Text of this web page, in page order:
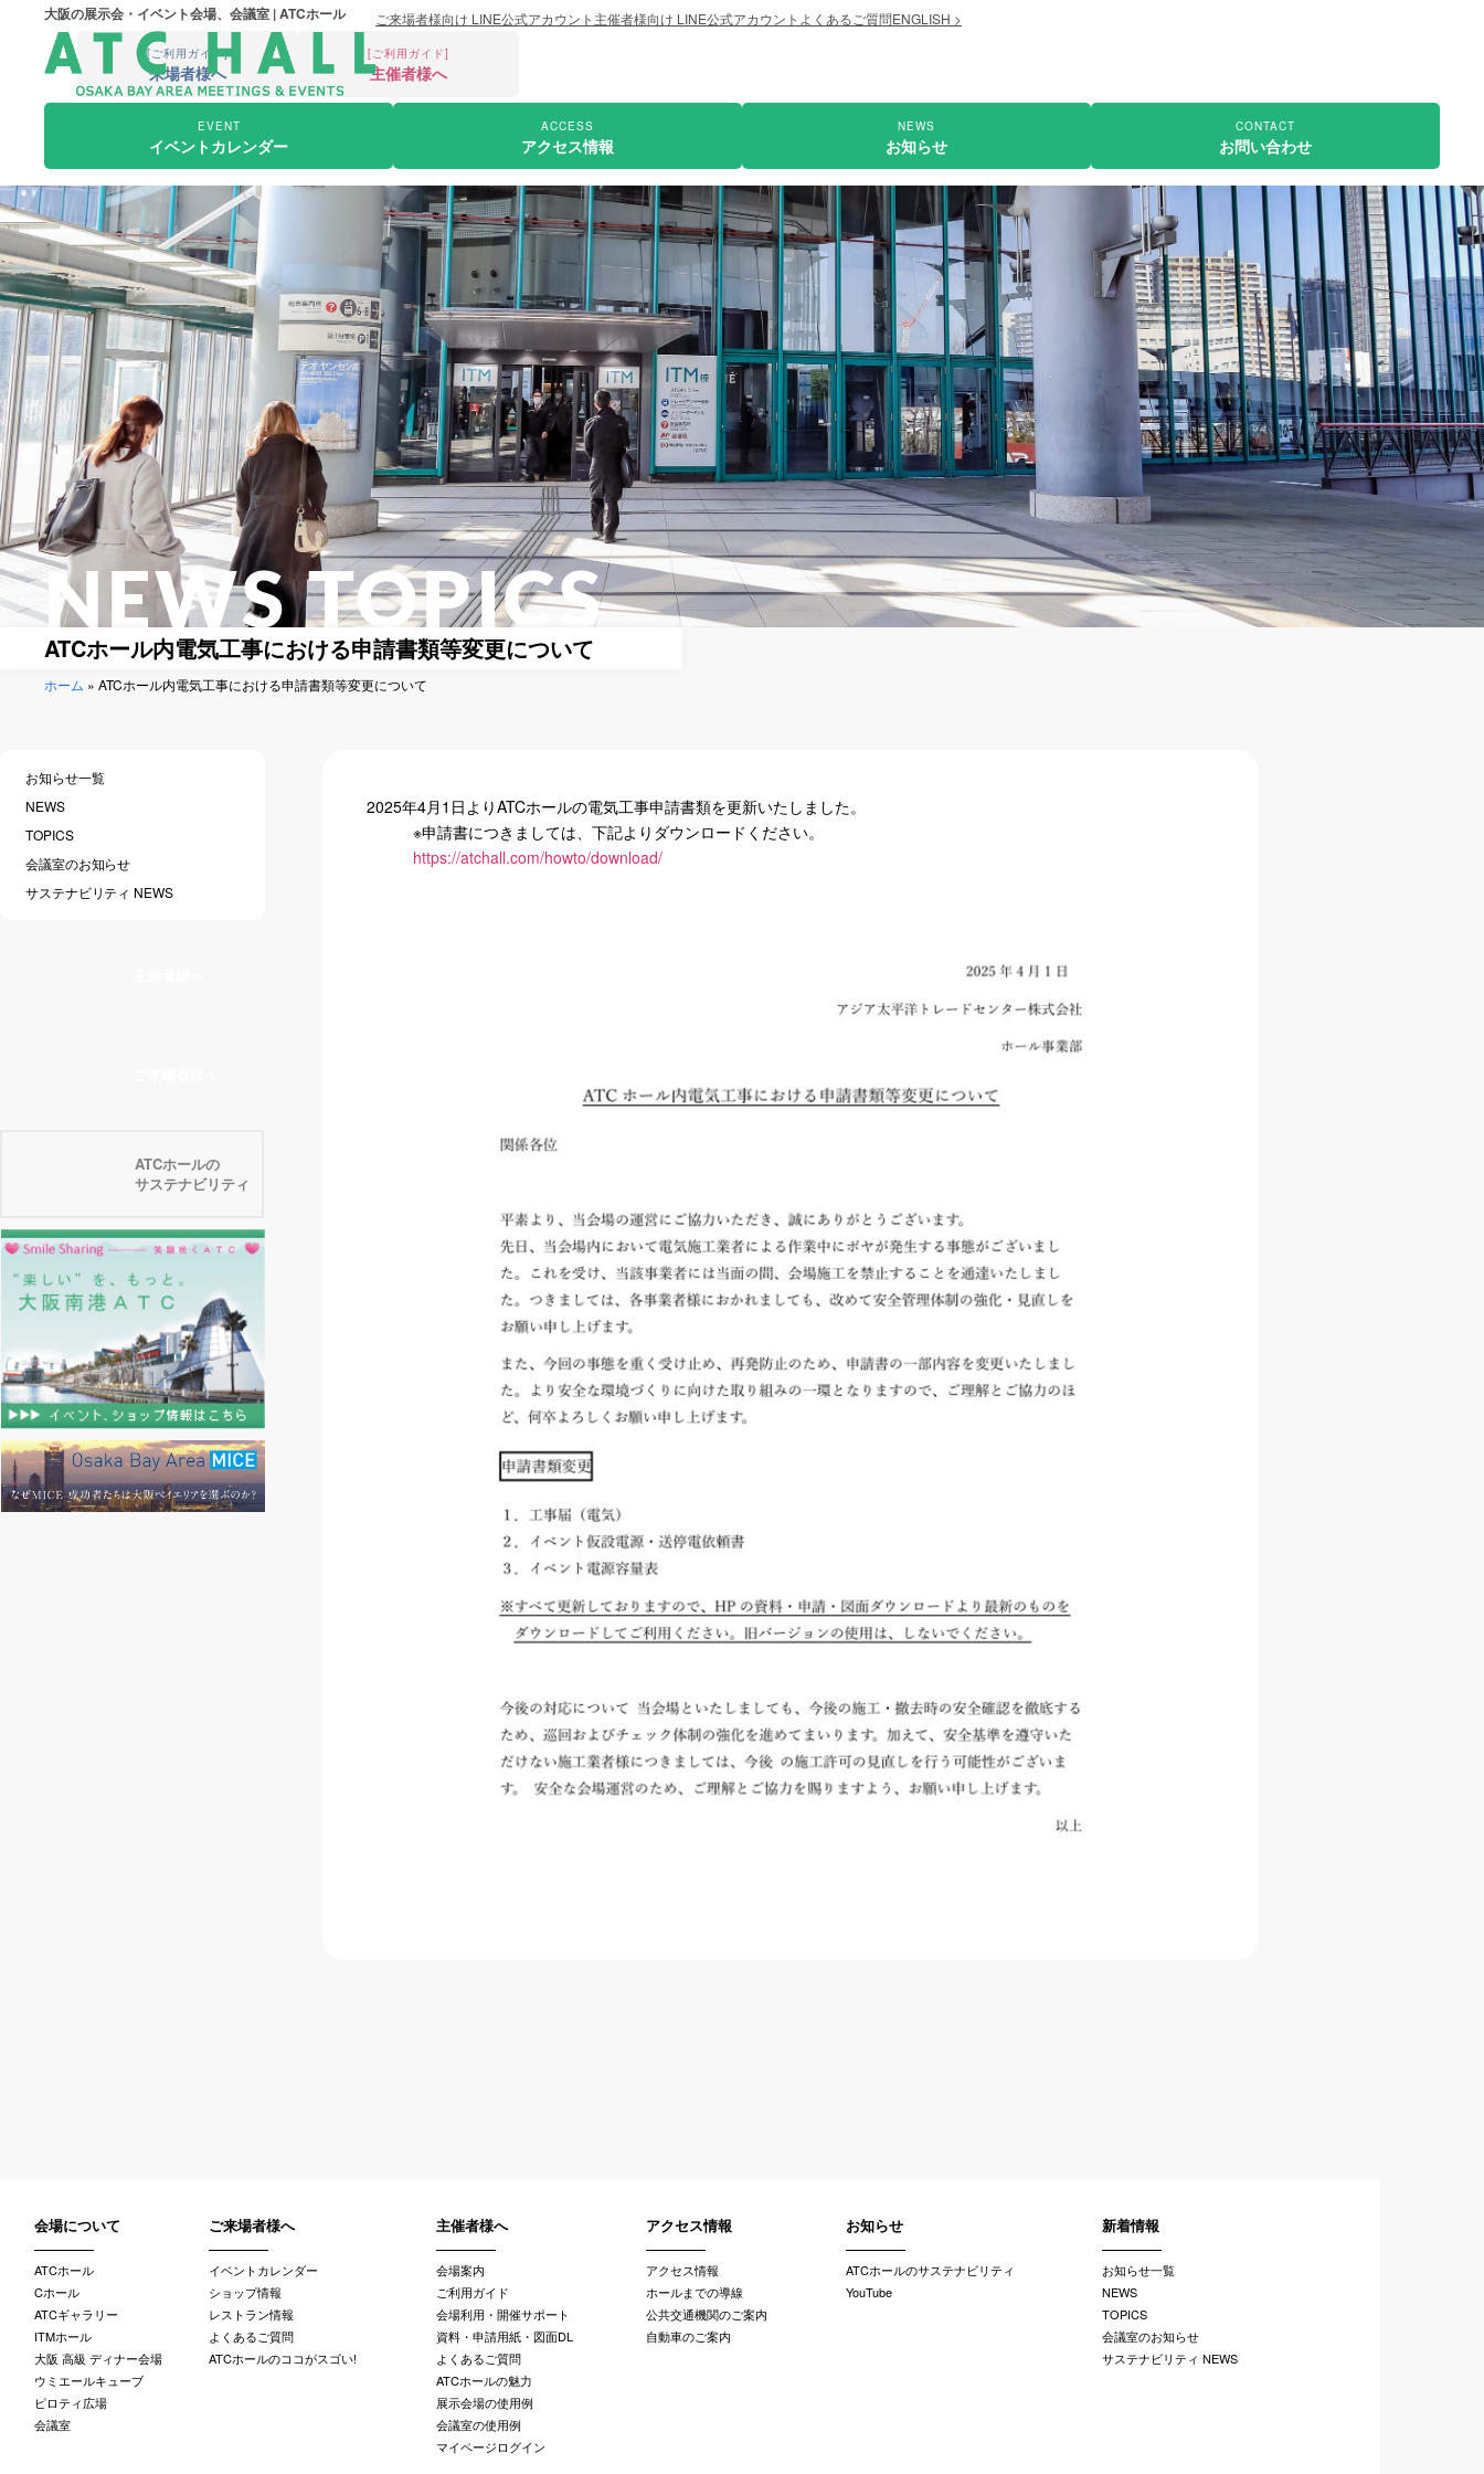
大阪の展示会・イベント会場、会議室 | ATCホール ご来場者様向け LINE公式アカウント 主催者様向け LINE公式アカウント よくあるご質問ENGLISH >
[ご利用ガイド]
来場者様へ
[ご利用ガイド]
主催者様へ
EVENT
イベントカレンダー
ACCESS
アクセス情報
NEWS
お知らせ
CONTACT
お問い合わせ
NEWS TOPICS
ATCホール内電気工事における申請書類等変更について
ホーム » ATCホール内電気工事における申請書類等変更について
お知らせ一覧
NEWS
TOPICS
会議室のお知らせ
サステナビリティ NEWS
ATCホールの
サステナビリティ
2025年4月1日よりATCホールの電気工事申請書類を更新いたしました。
※申請書につきましては、下記よりダウンロードください。
https://atchall.com/howto/download/
会場について
ATCホール
Cホール
ATCギャラリー
ITMホール
大阪 高級 ディナー会場
ウミエールキューブ
ピロティ広場
会議室
ご来場者様へ
イベントカレンダー
ショップ情報
レストラン情報
よくあるご質問
ATCホールのココがスゴい!
主催者様へ
会場案内
ご利用ガイド
会場利用・開催サポート
資料・申請用紙・図面DL
よくあるご質問
ATCホールの魅力
展示会場の使用例
会議室の使用例
マイページログイン
アクセス情報
アクセス情報
ホールまでの導線
公共交通機関のご案内
自動車のご案内
お知らせ
ATCホールのサステナビリティ
YouTube
新着情報
お知らせ一覧
NEWS
TOPICS
会議室のお知らせ
サステナビリティ NEWS